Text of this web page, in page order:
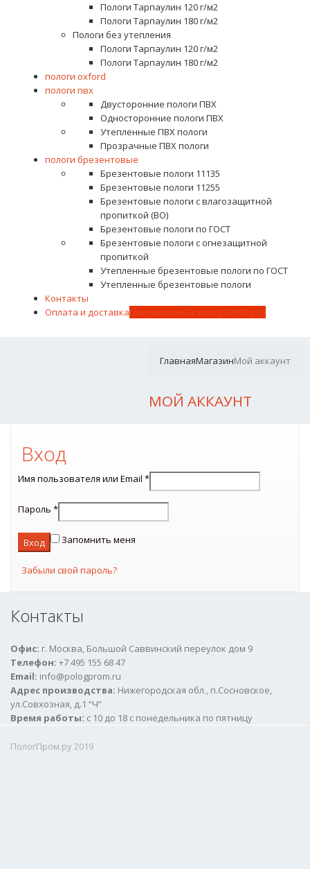
Пологи Тарпаулин 120 г/м2
Пологи Тарпаулин 180 г/м2
Пологи без утепления
Пологи Тарпаулин 120 г/м2
Пологи Тарпаулин 180 г/м2
пологи oxford
пологи пвх
Двусторонние пологи ПВХ
Односторонние пологи ПВХ
Утепленные ПВХ пологи
Прозрачные ПВХ пологи
пологи брезентовые
Брезентовые пологи 11135
Брезентовые пологи 11255
Брезентовые пологи с влагозащитной
пропиткой (ВО)
Брезентовые пологи по ГОСТ
Брезентовые пологи с огнезащитной
пропиткой
Утепленные брезентовые пологи по ГОСТ
Утепленные брезентовые пологи
Контакты
Оплата и доставкаМинимальный заказ 10000 руб
ГлавнаяМагазинМой аккаунт
МОЙ АККАУНТ
Вход
Имя пользователя или Email *
Пароль *
Вход Запомнить меня
Забыли свой пароль?
Контакты
Офис: г. Москва, Большой Саввинский переулок дом 9
Телефон: +7 495 155 68 47
Email: info@pologprom.ru
Адрес производства: Нижегородская обл., п.Сосновское,
ул.Совхозная, д.1 “Ч”
Время работы: c 10 до 18 с понедельника по пятницу
ПологПром.ру 2019